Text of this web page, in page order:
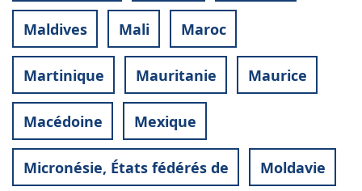
Maldives Mali Maroc
Martinique Mauritanie Maurice
Macédoine Mexique
Micronésie, États fédérés de Moldavie